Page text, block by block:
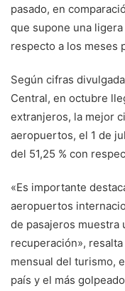
pasado, en
que supone una
respecto a los meses
Según cifras
Central, en octubre
extranjeros, la mejor
aeropuertos, el 1 de
del 51,25 % con
«Es importante
aeropuertos
de pasajeros muestra
recuperación»,
mensual del turismo,
país y el más